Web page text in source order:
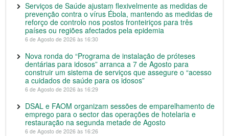
Serviços de Saúde ajustam flexivelmente as medidas de
prevenção contra o vírus Ébola, mantendo as medidas de
reforço de controlo nos postos fronteiriços para três
países ou regiões afectados pela epidemia
6 de Agosto de 2026 às 16:30
Nova ronda do “Programa de instalação de próteses
dentárias para idosos” arranca a 7 de Agosto para
construir um sistema de serviços que assegure o “acesso
a cuidados de saúde para os idosos”
6 de Agosto de 2026 às 16:29
DSAL e FAOM organizam sessões de emparelhamento de
emprego para o sector das operações de hotelaria e
restauração na segunda metade de Agosto
6 de Agosto de 2026 às 16:26